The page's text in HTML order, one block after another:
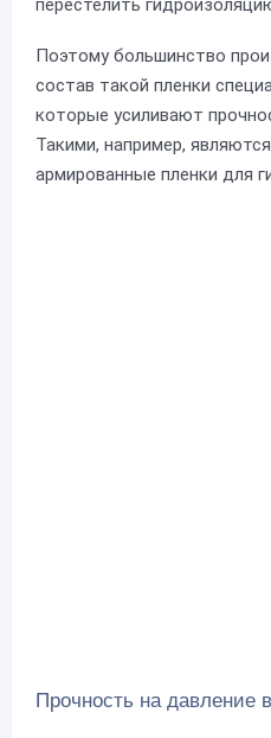
перестелить
Поэтому большинство
состав такой пленки
которые усиливают
Такими, например,
армированные пленки для
Прочность на давление